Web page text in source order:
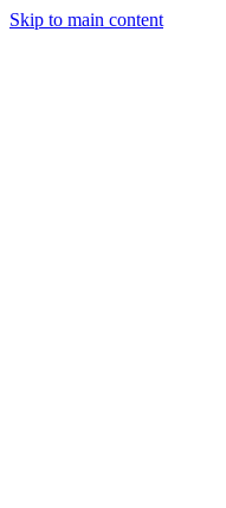
Skip to main content